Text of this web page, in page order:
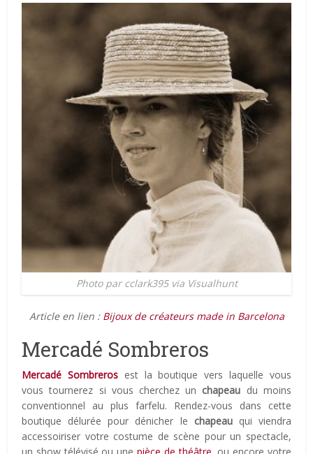
Photo par cclark395 via Visualhunt
Article en lien : Bijoux de créateurs made in Barcelona
Mercadé Sombreros
Mercadé Sombreros est la boutique vers laquelle vous
vous tournerez si vous cherchez un chapeau du moins
conventionnel au plus farfelu. Rendez-vous dans cette
boutique délurée pour dénicher le chapeauqui viendra
accessoiriser votre costume de scène pour un spectacle,
un show télévisé ou une pièce de théâtre , ou encore votre